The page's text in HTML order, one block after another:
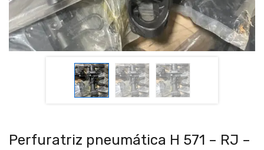
Perfuratriz pneumática H 571 – RJ –